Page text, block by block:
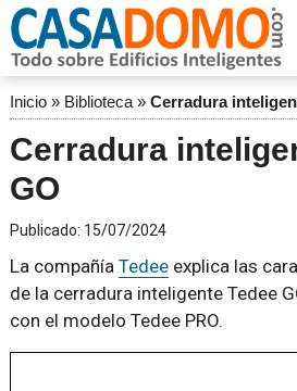
Inicio» Biblioteca» Cerradura
Cerradura
GO
Publicado: 15/07/2024
La compañía Tedeeexplica las
de la cerradura inteligente Tedee
con el modelo Tedee PRO.